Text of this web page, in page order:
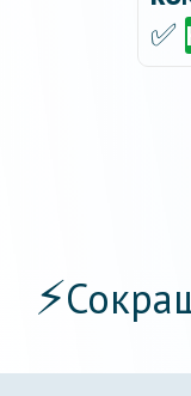
✅
⚡